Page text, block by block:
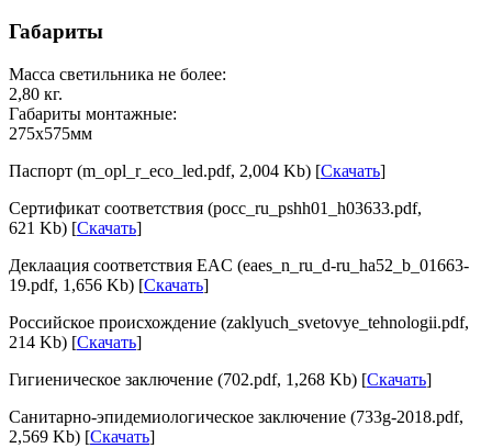
Габариты
Масса светильника не более:
2,80 кг.
Габариты монтажные:
275х575мм
Паспорт (m_opl_r_eco_led.pdf, 2,004 Kb) [Скачать]
Сертификат соответствия (pocc_ru_pshh01_h03633.pdf,
621 Kb) [Скачать]
Деклаация соответствия EAC (eaes_n_ru_d-ru_ha52_b_01663-
19.pdf, 1,656 Kb) [Скачать]
Российское происхождение (zaklyuch_svetovye_tehnologii.pdf,
214 Kb) [Скачать]
Гигиеническое заключение (702.pdf, 1,268 Kb) [Скачать]
Санитарно-эпидемиологическое заключение (733g-2018.pdf,
2,569 Kb) [Скачать]